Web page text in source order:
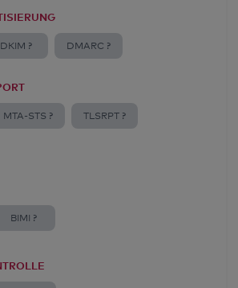
DKIM ? DMARC ?
MTA-STS ? TLSRPT ?
BIMI ?